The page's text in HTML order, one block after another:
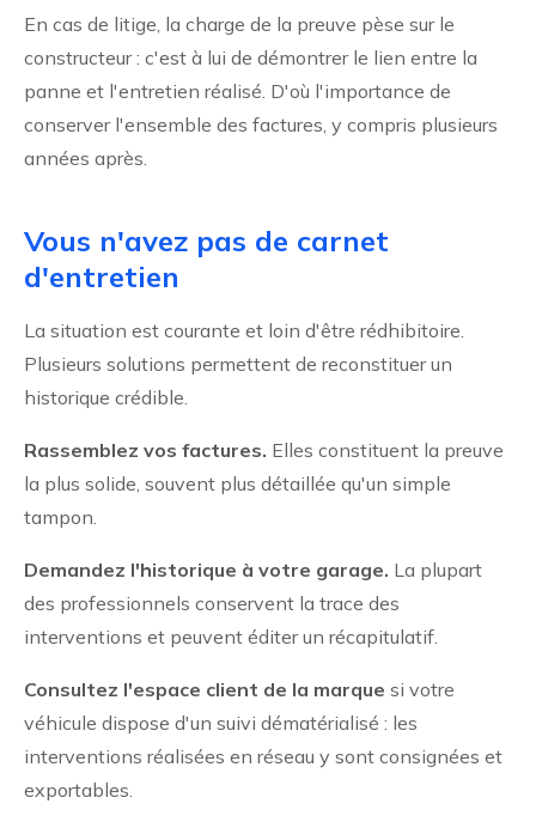
En cas de litige, la charge de la preuve pèse sur le
constructeur : c'est à lui de démontrer le lien entre la
panne et l'entretien réalisé. D'où l'importance de
conserver l'ensemble des factures, y compris plusieurs
années après.
Vous n'avez pas de carnet
d'entretien
La situation est courante et loin d'être rédhibitoire.
Plusieurs solutions permettent de reconstituer un
historique crédible.
Rassemblez vos factures. Elles constituent la preuve
la plus solide, souvent plus détaillée qu'un simple
tampon.
Demandez l'historique à votre garage. La plupart
des professionnels conservent la trace des
interventions et peuvent éditer un récapitulatif.
Consultez l'espace client de la marque si votre
véhicule dispose d'un suivi dématérialisé : les
interventions réalisées en réseau y sont consignées et
exportables.